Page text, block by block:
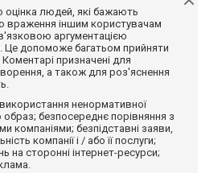
оцінка людей, які бажають
враження іншим користувачам
аргументацією
Це допоможе багатьом прийняти
призначені для
а також для роз'яснення
використання ненормативної
образ; безпосереднє порівняння з
компаніями; безпідставні заяви,
компанії і / або її послуги;
на сторонні інтернет-ресурси;